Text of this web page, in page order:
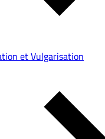
et Vulgarisation